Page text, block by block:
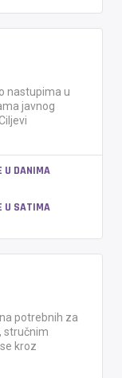
nastupima u
javnog
U DANIMA
U SATIMA
potrebnih za
stručnim
kroz